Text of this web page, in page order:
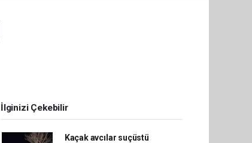
İlginizi Çekebilir
Kaçak avcılar suçüstü